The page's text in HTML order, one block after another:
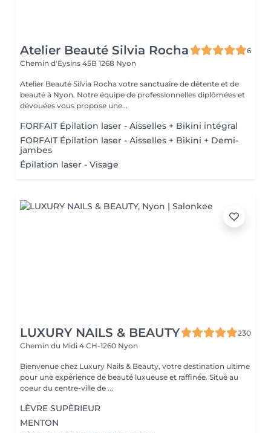
Atelier Beauté Silvia Rocha
6
Chemin d'Eysins 45B 1268 Nyon
Atelier Beauté Silvia Rocha votre sanctuaire de détente et de
beauté à Nyon. Notre équipe de professionnelles diplômées et
dévouées vous propose une...
FORFAIT Épilation laser - Aisselles + Bikini intégral
FORFAIT Épilation laser - Aisselles + Bikini + Demi-
jambes
Épilation laser - Visage
LUXURY NAILS & BEAUTY
230
Chemin du Midi 4 CH-1260 Nyon
Bienvenue chez Luxury Nails & Beauty, votre destination ultime
pour une expérience de beauté luxueuse et raffinée. Situé au
coeur du centre-ville de ...
LÈVRE SUPÈRIEUR
MENTON